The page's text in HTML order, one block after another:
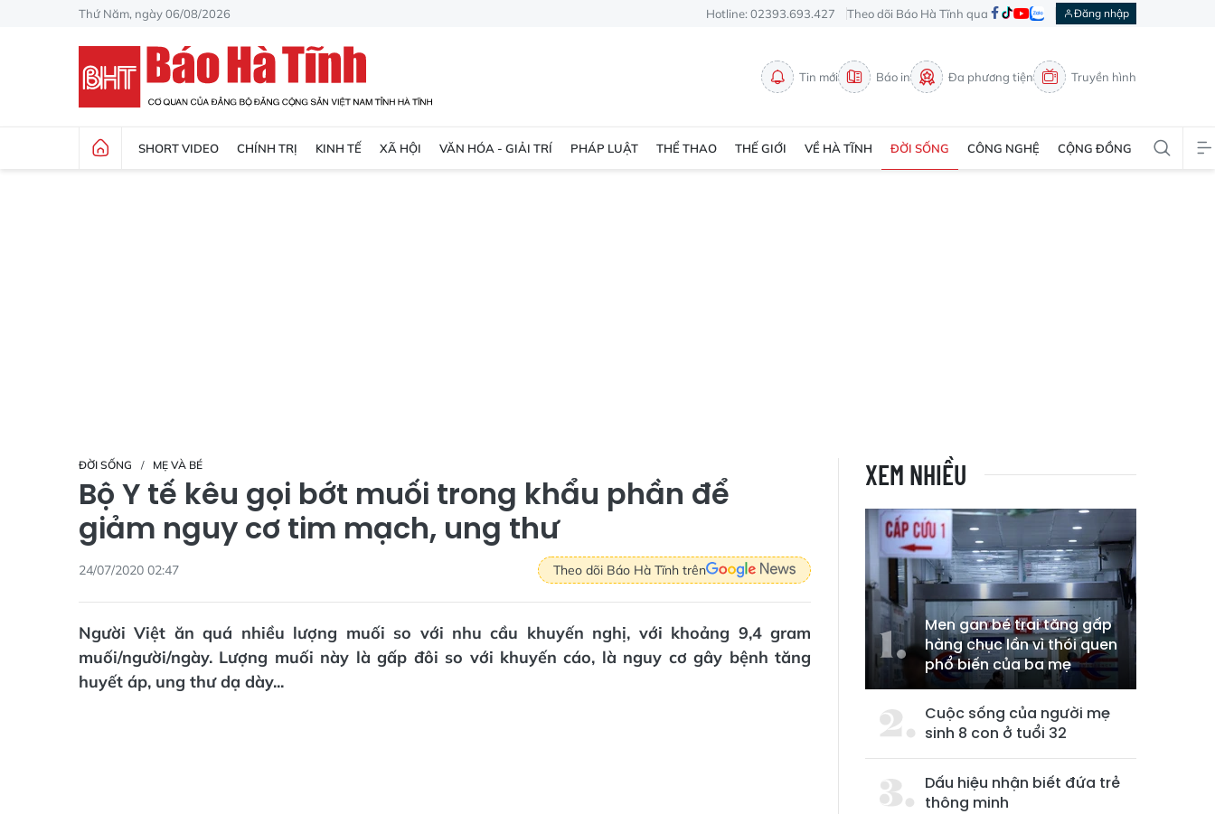
Thứ Năm, ngày 06/08/2026 Hotline: 02393.693.427 Theo dõi Báo Hà Tĩnh qua Đăng nhập
Tin mới Báo in Đa phương tiện Truyền hình
SHORT VIDEO CHÍNH TRỊ KINH TẾ XÃ HỘI VĂN HÓA - GIẢI TRÍ PHÁP LUẬT THỂ THAO THẾ GIỚI VỀ HÀ TĨNH ĐỜI SỐNG CÔNG NGHỆ CỘNG ĐỒNG
ĐỜI SỐNG MẸ VÀ BÉ
Bộ Y tế kêu gọi bớt muối trong khẩu phần để
giảm nguy cơ tim mạch, ung thư
24/07/2020 02:47 Theo dõi Báo Hà Tĩnh trên
Người Việt ăn quá nhiều lượng muối so với nhu cầu khuyến nghị, với khoảng 9,4 gram
muối/người/ngày. Lượng muối này là gấp đôi so với khuyến cáo, là nguy cơ gây bệnh tăng
huyết áp, ung thư dạ dày...
XEM NHIỀU
Men gan bé trai tăng gấp
hàng chục lần vì thói quen
phổ biến của ba mẹ
Cuộc sống của người mẹ
sinh 8 con ở tuổi 32
Dấu hiệu nhận biết đứa trẻ
thông minh